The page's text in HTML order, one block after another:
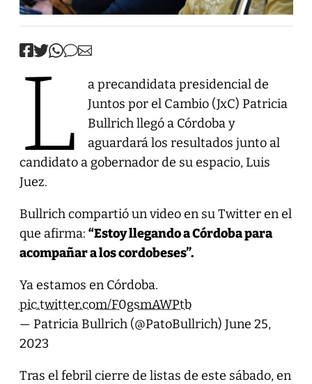
L
a precandidata presidencial de
Juntos por el Cambio (JxC) Patricia
Bullrich llegó a Córdoba y
aguardará los resultados junto al
candidato a gobernador de su espacio, Luis
Juez.
Bullrich compartió un video en su Twitter en el
que afirma: “Estoy llegando a Córdoba para
acompañar a los cordobeses”.
Ya estamos en Córdoba.
pic.twitter.com/F0gsmAWPtb
— Patricia Bullrich (@PatoBullrich) June 25,
2023
Tras el febril cierre de listas de este sábado, en